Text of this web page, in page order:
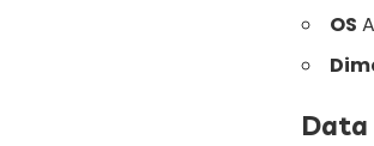
OS
Data